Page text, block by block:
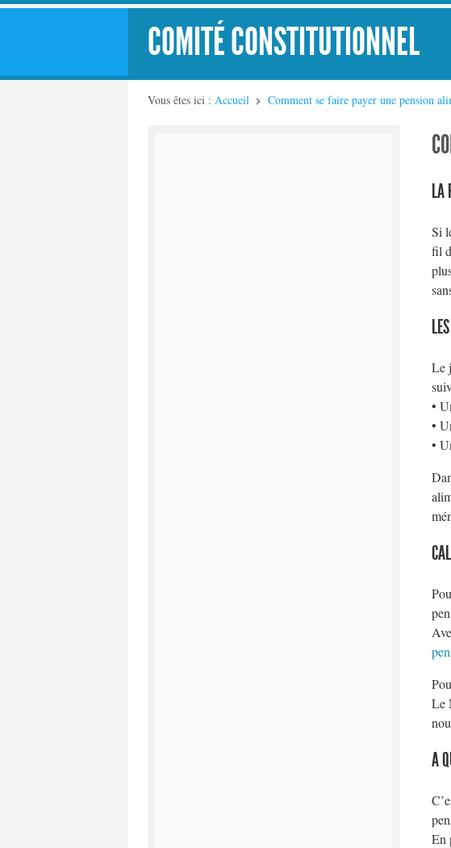
COMITÉ CONSTITUTIONNEL
Vous êtes ici : Accueil Comment se faire payer une pension
LA
Si
fil
Le
•
•
•
Le
A
En